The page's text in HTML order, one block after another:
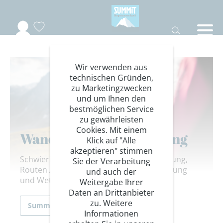
Wandern - Tourenplanung
Schwierigkeitsgrade, Gehzeiten-Berechnung,
Routen Ausarbeitung, Verpflegungs-Planung
und Wetterberichte lesen.
Summit Wissen
Wir verwenden aus
technischen Gründen,
zu Marketingzwecken
und um Ihnen den
bestmöglichen Service
zu gewährleisten
Cookies. Mit einem
Klick auf "Alle
akzeptieren" stimmen
Sie der Verarbeitung
und auch der
Weitergabe Ihrer
Daten an Drittanbieter
zu. Weitere
Informationen